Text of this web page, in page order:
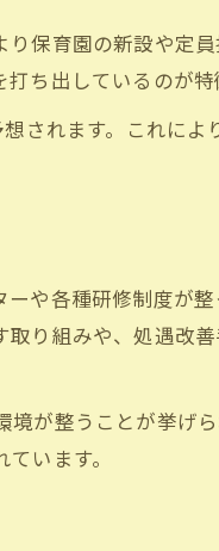
保育園の新設や定員
ち出しているのが特
されます。これによ
や各種研修制度が整
り組みや、処遇改
が整うことが挙げ
います。